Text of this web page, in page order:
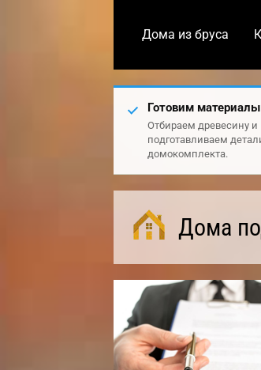
Дома из бруса
Готовим
Отбираем древесину и
подготавливаем
домокомплекта.
Дома